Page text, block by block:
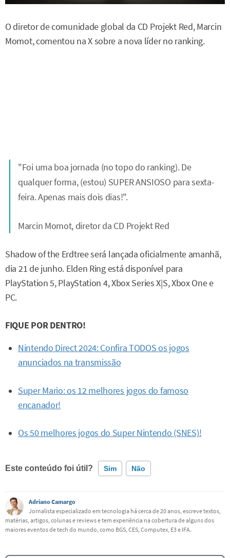
O diretor de comunidade global da CD Projekt Red, Marcin
Momot, comentou na X sobre a nova líder no ranking.
"Foi uma boa jornada (no topo do ranking). De
qualquer forma, (estou) SUPER ANSIOSO para sexta-
feira. Apenas mais dois dias!".
Marcin Momot, diretor da CD Projekt Red
Shadow of the Erdtree será lançada oficialmente amanhã,
dia 21 de junho. Elden Ring está disponível para
PlayStation 5, PlayStation 4, Xbox Series X|S, Xbox One e
PC.
FIQUE POR DENTRO!
Nintendo Direct 2024: Confira TODOS os jogos
anunciados na transmissão
Super Mario: os 12 melhores jogos do famoso
encanador!
Os 50 melhores jogos do Super Nintendo (SNES)!
Este conteúdo foi útil? Sim Não
Este conteúdo contém informação incorreta
Este conteúdo não tem a informação que procuro
Adriano Camargo
Jornalista especializado em tecnologia há cerca de 20 anos, escreve textos,
matérias, artigos, colunas e reviews e tem experiência na cobertura de alguns dos
maiores eventos de tech do mundo, como BGS, CES, Computex, E3 e IFA.